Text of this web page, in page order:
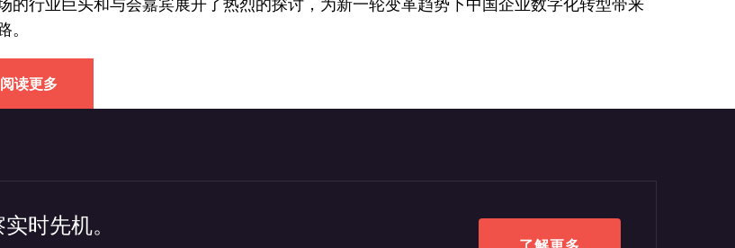
的行业巨头和与会嘉宾展开了热烈的探讨，为新一轮变革趋势下中国企业数字化转型带来
。
阅读更多
时先机。